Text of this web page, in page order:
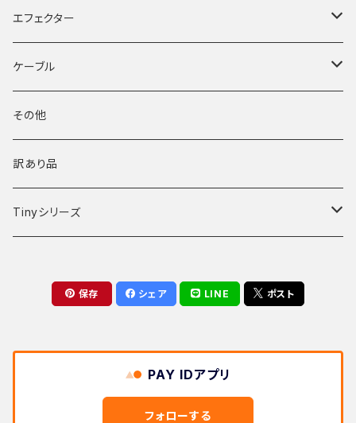
エフェクター
ブースター
パワーサプライ
スイッチャー
その他
ケーブル
DCケーブル
その他ケーブル
TRS-TRSケーブル
楽器ケーブル
その他
訳あり品
Tinyシリーズ
交換用部品
Tinyシリーズ用ケーブル
保存 シェア LINE ポスト
PAY IDアプリ
フォローする